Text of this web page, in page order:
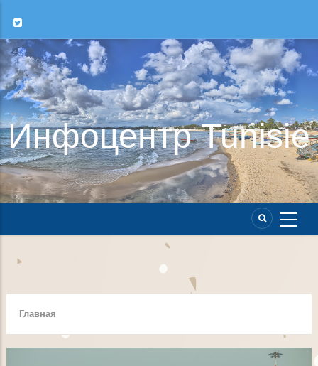
Инфоцентр Tunisie
навигации
Главная